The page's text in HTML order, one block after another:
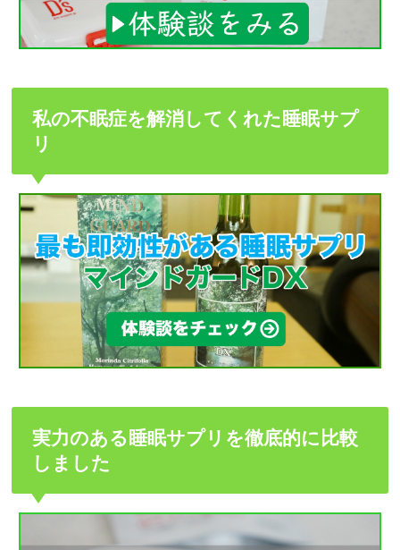
私の不眠症を解消してくれた睡眠サプ
リ
実力のある睡眠サプリを徹底的に比較
しました